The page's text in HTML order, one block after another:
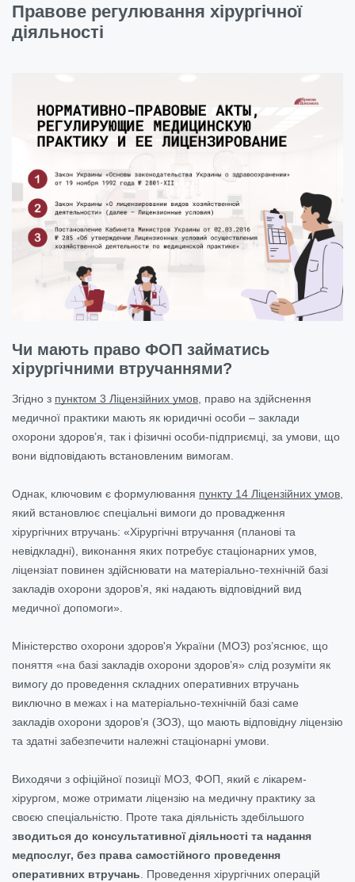
Правове регулювання хірургічної
діяльності
Чи мають право ФОП займатись
хірургічними втручаннями?
Згідно з пунктом 3 Ліцензійних умов , право на здійснення
медичної практики мають як юридичні особи – заклади
охорони здоров’я, так і фізичні особи-підприємці, за умови, що
вони відповідають встановленим вимогам.
Однак, ключовим є формулювання пункту 14 Ліцензійних умов
який встановлює спеціальні вимоги до провадження
хірургічних втручань: «Хірургічні втручання (планові та
невідкладні), виконання яких потребує стаціонарних умов,
ліцензіат повинен здійснювати на матеріально-технічній базі
закладів охорони здоров’я, які надають відповідний вид
медичної допомоги».
Міністерство охорони здоров'я України (МОЗ) роз’яснює, що
поняття «на базі закладів охорони здоров’я» слід розуміти як
вимогу до проведення складних оперативних втручань
виключно в межах і на матеріально-технічній базі саме
закладів охорони здоров’я (ЗОЗ), що мають відповідну ліцензію
та здатні забезпечити належні стаціонарні умови.
Виходячи з офіційної позиції МОЗ, ФОП, який є лікарем-
хірургом, може отримати ліцензію на медичну практику за
своєю спеціальністю. Проте така діяльність здебільшого
зводиться до консультативної діяльності та надання
медпослуг, без права самостійного проведення
оперативних втручань . Проведення хірургічних операцій